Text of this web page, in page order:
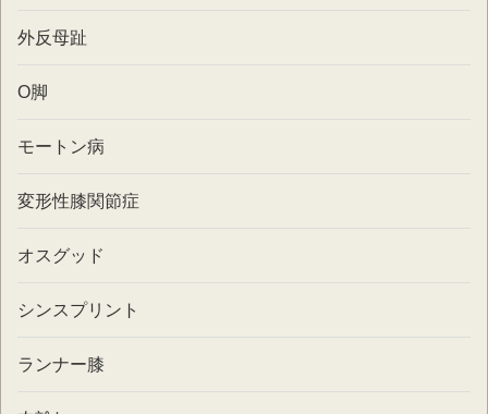
外反母趾
O脚
モートン病
変形性膝関節症
オスグッド
シンスプリント
ランナー膝